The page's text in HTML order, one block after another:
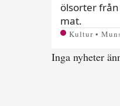
ölsorter
mat.
Kultur •
Inga nyheter